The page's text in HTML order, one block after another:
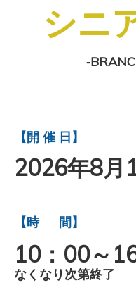
シニ
【開 催 日】
2026年8月
【時 間】
10：00～
なくなり次第終了